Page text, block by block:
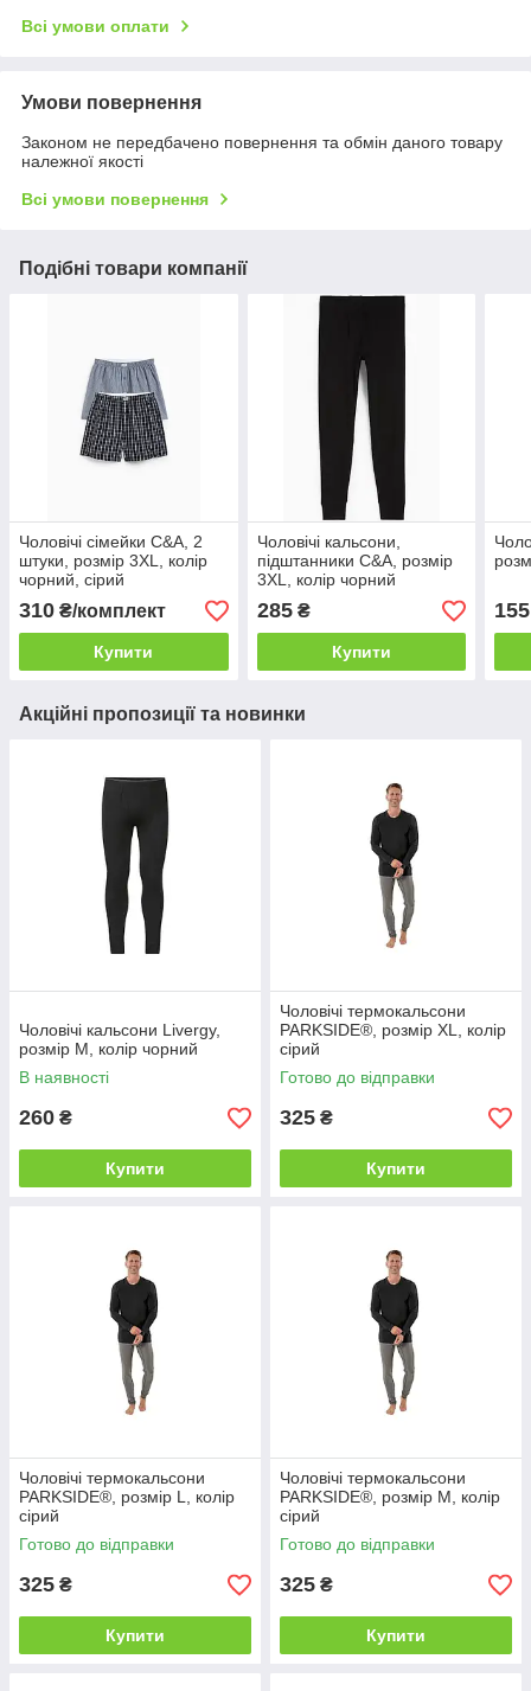
Всі умови оплати
Умови повернення
Законом не передбачено повернення та обмін даного товару
належної якості
Всі умови повернення
Подібні товари компанії
Чоловічі сімейки C&A, 2
штуки, розмір 3XL, колір
чорний, сірий
310 ₴/комплект
Купити
Чоловічі кальсони,
підштанники C&A, розмір
3XL, колір чорний
285₴
Купити
155
Акційні пропозиції та новинки
Чоловічі кальсони Livergy,
розмір M, колір чорний
В наявності
260 ₴
Купити
Чоловічі термокальсони
PARKSIDE®, розмір XL, колір
сірий
Готово до відправки
325 ₴
Купити
Чоловічі термокальсони
PARKSIDE®, розмір L, колір
сірий
Готово до відправки
325 ₴
Купити
Чоловічі термокальсони
PARKSIDE®, розмір M, колір
сірий
Готово до відправки
325 ₴
Купити